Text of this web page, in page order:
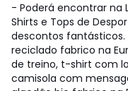
- Poderá encontrar na
Shirts e Tops de
descontos
reciclado fabrico na
de treino, t-shirt com
camisola com